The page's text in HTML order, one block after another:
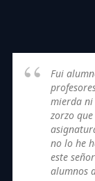
Fui
mierda ni
zorzo
no lo he
este
alumnos